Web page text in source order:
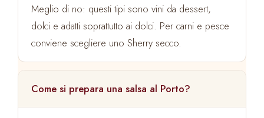
Meglio di no: questi tipi sono vini da dessert,
dolci e adatti soprattutto ai dolci. Per carni e pesce
conviene scegliere uno Sherry secco.
Come si prepara una salsa al Porto?